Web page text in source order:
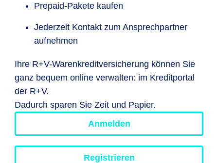
Prepaid-Pakete kaufen
Jederzeit Kontakt zum Ansprechpartner
aufnehmen
Ihre R+V-Warenkreditversicherung können Sie
ganz bequem online verwalten: im Kreditportal
der R+V.
Dadurch sparen Sie Zeit und Papier.
Anmelden
Registrieren